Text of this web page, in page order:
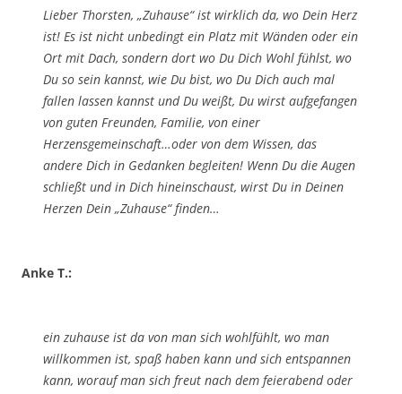
Lieber Thorsten, „Zuhause“ ist wirklich da, wo Dein Herz
ist! Es ist nicht unbedingt ein Platz mit Wänden oder ein
Ort mit Dach, sondern dort wo Du Dich Wohl fühlst, wo
Du so sein kannst, wie Du bist, wo Du Dich auch mal
fallen lassen kannst und Du weißt, Du wirst aufgefangen
von guten Freunden, Familie, von einer
Herzensgemeinschaft…oder von dem Wissen, das
andere Dich in Gedanken begleiten! Wenn Du die Augen
schließt und in Dich hineinschaust, wirst Du in Deinen
Herzen Dein „Zuhause“ finden…
Anke T.:
ein zuhause ist da von man sich wohlfühlt, wo man
willkommen ist, spaß haben kann und sich entspannen
kann, worauf man sich freut nach dem feierabend oder